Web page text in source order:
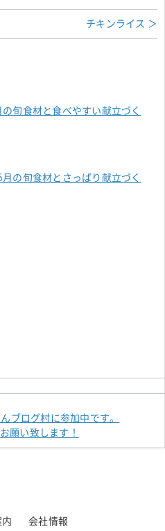
チキンライス ＞
旬食材と食べやすい献立づく
の旬食材とさっぱり献立づく
ブログ村に参加中です。
願い致します！
会社情報